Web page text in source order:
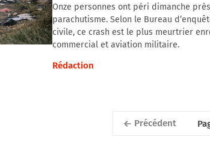
Onze personnes ont péri dimanche
parachutisme. Selon le Bureau
civile, ce crash est le plus meurtrier
commercial et aviation militaire.
Rédaction
Précédent